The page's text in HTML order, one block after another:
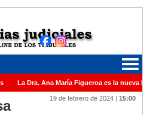
La Dra. Ana María Figueroa es la nueva
Raul Zaffaroni en reconocimiento por su
19 de febrero de 2024 | 15:00